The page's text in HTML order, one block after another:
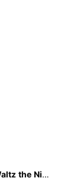
André Rieu's 2025 Maastricht Concert: Waltz the Night Away!